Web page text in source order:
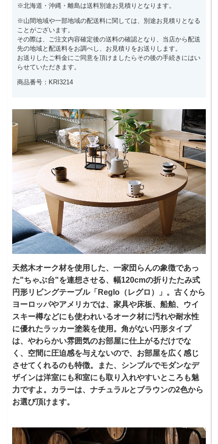
※北海道・沖縄・離島は送料別途お見積りとなります。
※山間地域や一部地域の配送料に関しては、別途お見積りとなる
ことがございます。
その際は、ご注文内容確定後の送料の確認となり、当店から配送
先の地域と配送料をお調べし、お見積りをお送りします。
お送りしたご料金にご同意を頂けましたらその後の手続きにはい
らせていただきます。
商品番号：KRI3214
天然木オーク材を使用した、一家団らんの象徴であっ
た"ちゃぶ台"を連想させる、幅120cmの折りたたみ式
円形リビングテーブル「Reglo（レグロ）」。古くから
ヨーロッパやアメリカでは、家具や床板、船舶、ウイ
スキー樽などにも使われいるオーク材に汚れや耐水性
に優れたラッカー塗装を使用。角がない円形タイプ
は、やわらかい雰囲気のお部屋に仕上がるだけでな
く、空間に圧迫感を与えないので、お部屋を広く感じ
させてくれるのも特徴。また、シンプルでモダンなデ
ザインは洋室にも和室にも取り入れやすいところも魅
力ですよ。カラーは、ナチュラルとブラウンの2色から
お選び頂けます。